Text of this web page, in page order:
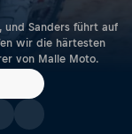
und Sanders führt auf
wir die härtesten
von Malle Moto.